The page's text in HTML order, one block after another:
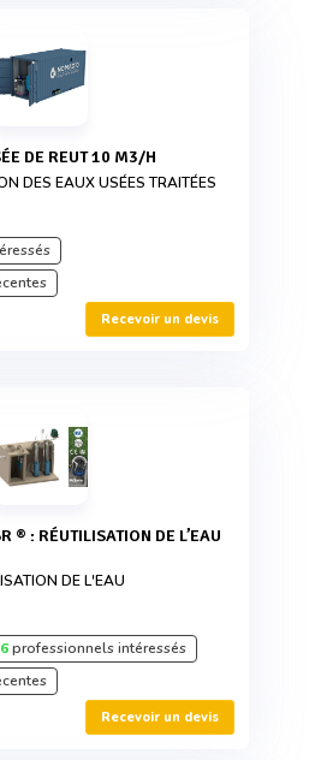
DE REUT 10 M3/H
DES EAUX USÉES TRAITÉES
Recevoir un devis
DE L'EAU
professionnels intéressés
Recevoir un devis